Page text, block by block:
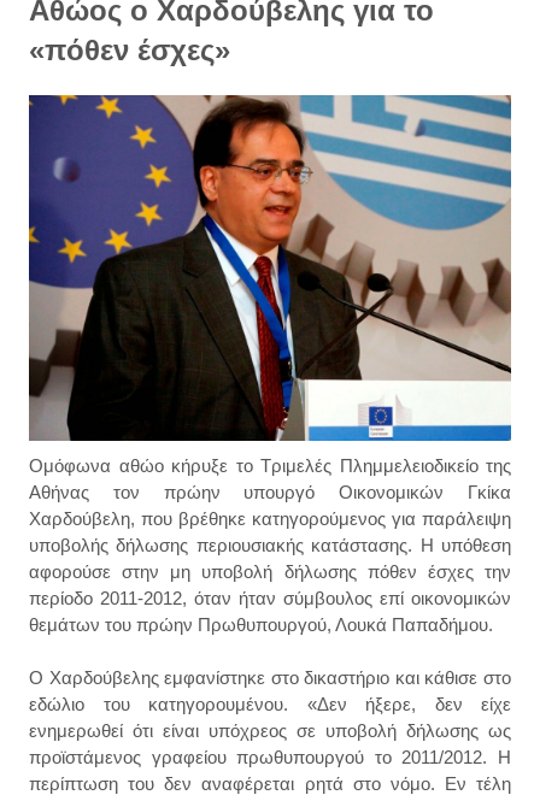
Αθώος ο Χαρδούβελης για το
«πόθεν έσχες»
Ομόφωνα αθώο κήρυξε το Τριμελές Πλημμελειοδικείο της
Αθήνας τον πρώην υπουργό Οικονομικών Γκίκα
Χαρδούβελη, που βρέθηκε κατηγορούμενος για παράλειψη
υποβολής δήλωσης περιουσιακής κατάστασης. Η υπόθεση
αφορούσε στην μη υποβολή δήλωσης πόθεν έσχες την
περίοδο 2011-2012, όταν ήταν σύμβουλος επί οικονομικών
θεμάτων του πρώην Πρωθυπουργού, Λουκά Παπαδήμου.
Ο Χαρδούβελης εμφανίστηκε στο δικαστήριο και κάθισε στο
εδώλιο του κατηγορουμένου. «Δεν ήξερε, δεν είχε
ενημερωθεί ότι είναι υπόχρεος σε υποβολή δήλωσης ως
προϊστάμενος γραφείου πρωθυπουργού το 2011/2012. Η
περίπτωση του δεν αναφέρεται ρητά στο νόμο. Εν τέλη